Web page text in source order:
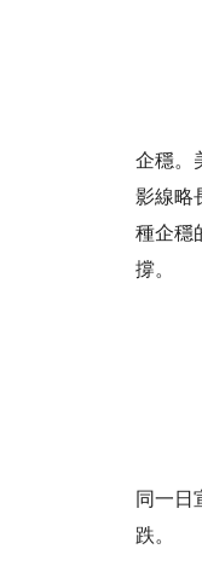
企穩。
影線略
種企穩
撐。
同一日
跌。